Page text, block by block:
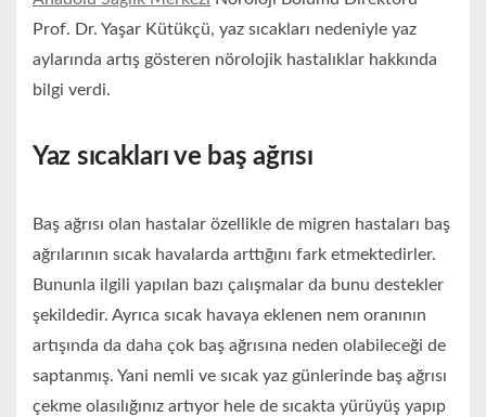
Prof. Dr. Yaşar Kütükçü, yaz sıcakları nedeniyle yaz
aylarında artış gösteren nörolojik hastalıklar hakkında
bilgi verdi.
Yaz sıcakları ve baş ağrısı
Baş ağrısı olan hastalar özellikle de migren hastaları baş
ağrılarının sıcak havalarda arttığını fark etmektedirler.
Bununla ilgili yapılan bazı çalışmalar da bunu destekler
şekildedir. Ayrıca sıcak havaya eklenen nem oranının
artışında da daha çok baş ağrısına neden olabileceği de
saptanmış. Yani nemli ve sıcak yaz günlerinde baş ağrısı
çekme olasılığınız artıyor hele de sıcakta yürüyüş yapıp